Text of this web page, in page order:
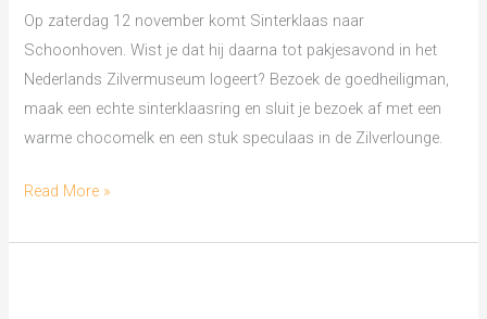
Op zaterdag 12 november komt Sinterklaas naar
Schoonhoven. Wist je dat hij daarna tot pakjesavond in het
Nederlands Zilvermuseum logeert? Bezoek de goedheiligman,
maak een echte sinterklaasring en sluit je bezoek af met een
warme chocomelk en een stuk speculaas in de Zilverlounge.
het
Zilver
Read More »